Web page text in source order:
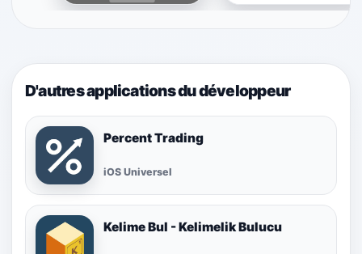
D'autres applications du développeur
Percent Trading
iOS Universel
Kelime Bul - Kelimelik Bulucu